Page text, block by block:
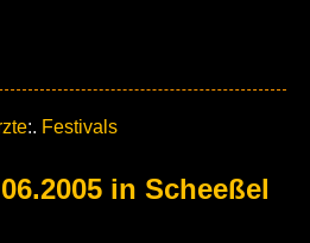
:. Festivals
in Scheeßel